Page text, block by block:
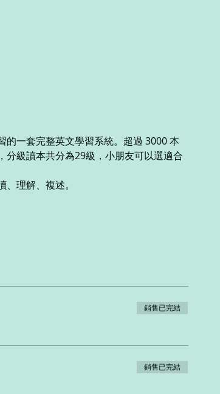
一套完整英文學習系統。超過 3000 本
級讀本共分為29級，小朋友可以選適合
理解、複述。
銷售已完結
銷售已完結